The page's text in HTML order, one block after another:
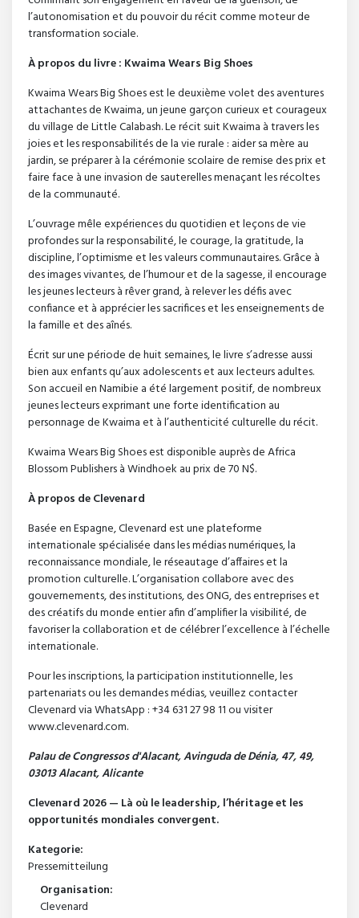
l’autonomisation et du pouvoir du récit comme moteur de
transformation sociale.
À propos du livre : Kwaima Wears Big Shoes
Kwaima Wears Big Shoes est le deuxième volet des aventures
attachantes de Kwaima, un jeune garçon curieux et courageux
du village de Little Calabash. Le récit suit Kwaima à travers les
joies et les responsabilités de la vie rurale : aider sa mère au
jardin, se préparer à la cérémonie scolaire de remise des prix et
faire face à une invasion de sauterelles menaçant les récoltes
de la communauté.
L’ouvrage mêle expériences du quotidien et leçons de vie
profondes sur la responsabilité, le courage, la gratitude, la
discipline, l’optimisme et les valeurs communautaires. Grâce à
des images vivantes, de l’humour et de la sagesse, il encourage
les jeunes lecteurs à rêver grand, à relever les défis avec
confiance et à apprécier les sacrifices et les enseignements de
la famille et des aînés.
Écrit sur une période de huit semaines, le livre s’adresse aussi
bien aux enfants qu’aux adolescents et aux lecteurs adultes.
Son accueil en Namibie a été largement positif, de nombreux
jeunes lecteurs exprimant une forte identification au
personnage de Kwaima et à l’authenticité culturelle du récit.
Kwaima Wears Big Shoes est disponible auprès de Africa
Blossom Publishers à Windhoek au prix de 70 N$.
À propos de Clevenard
Basée en Espagne, Clevenard est une plateforme
internationale spécialisée dans les médias numériques, la
reconnaissance mondiale, le réseautage d’affaires et la
promotion culturelle. L’organisation collabore avec des
gouvernements, des institutions, des ONG, des entreprises et
des créatifs du monde entier afin d’amplifier la visibilité, de
favoriser la collaboration et de célébrer l’excellence à l’échelle
internationale.
Pour les inscriptions, la participation institutionnelle, les
partenariats ou les demandes médias, veuillez contacter
Clevenard via WhatsApp : +34 631 27 98 11 ou visiter
www.clevenard.com.
Palau de Congressos d'Alacant, Avinguda de Dénia, 47, 49,
03013 Alacant, Alicante
Clevenard 2026 — Là où le leadership, l’héritage et les
opportunités mondiales convergent.
Kategorie:
Pressemitteilung
Organisation:
Clevenard